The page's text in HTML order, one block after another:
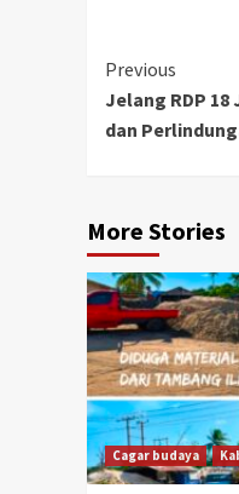
Continue
Reading
Previous
Jelang RDP 18
dan
More Stories
Cagar budaya